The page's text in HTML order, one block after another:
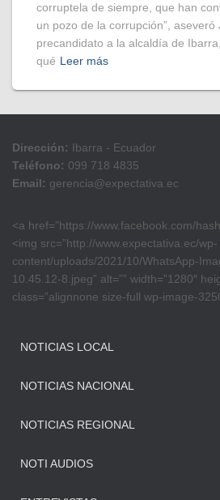
corruptela de siempre, que han
un pozo de la corrupción”, aseveró
precandidato a la alcaldía de
qué Leer más
Dirección: Ibarra - Ecuador
Teléfono: 099 718 4835
Email: gerencia@expectativa.ec
<a href=”https://www.facebook.com/
<img src=”http://www.expectativa.ec/wp-
content/uploads/2021/10/WhatsApp-
10.45.12-8.jpeg” alt=”” width=”1280″
class=”alignnone size-full wp-image-
NOTICIAS LOCAL
NOTICIAS NACIONAL
NOTICIAS REGIONAL
NOTI AUDIOS